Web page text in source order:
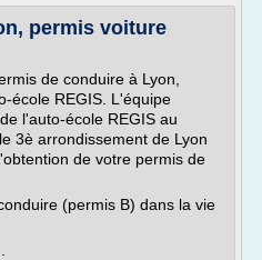
permis voiture
de conduire à Lyon,
école REGIS. L'équipe
l'auto-école REGIS au
3è arrondissement de Lyon
de votre permis de
(permis B) dans la vie